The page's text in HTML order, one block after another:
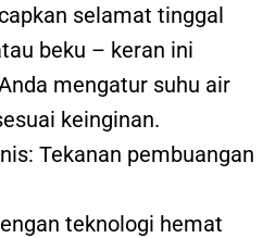
selamat tinggal
beku – keran ini
mengatur suhu air
keinginan.
Tekanan pembuangan
teknologi hemat